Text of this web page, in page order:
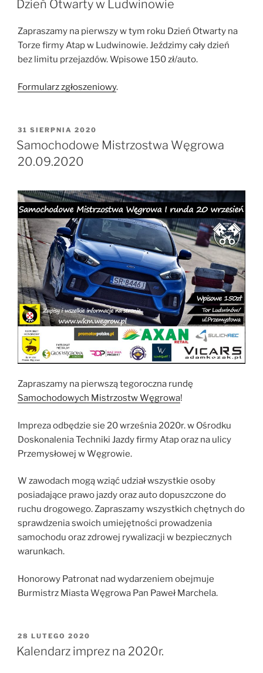
Dzień Otwarty w Ludwinowie
Zapraszamy na pierwszy w tym roku Dzień Otwarty na
Torze firmy Atap w Ludwinowie. Jeździmy cały dzień
bez limitu przejazdów. Wpisowe 150 zł/auto.
Formularz zgłoszeniowy.
OPUBLIKOWANE
W
31 SIERPNIA 2020
Samochodowe Mistrzostwa Węgrowa
20.09.2020
Zapraszamy na pierwszą tegoroczna rundę
Samochodowych Mistrzostw Węgrowa!
Impreza odbędzie sie 20 września 2020r. w Ośrodku
Doskonalenia Techniki Jazdy firmy Atap oraz na ulicy
Przemysłowej w Węgrowie.
W zawodach mogą wziąć udział wszystkie osoby
posiadające prawo jazdy oraz auto dopuszczone do
ruchu drogowego. Zapraszamy wszystkich chętnych do
sprawdzenia swoich umiejętności prowadzenia
samochodu oraz zdrowej rywalizacji w bezpiecznych
warunkach.
Honorowy Patronat nad wydarzeniem obejmuje
Burmistrz Miasta Węgrowa Pan Paweł Marchela.
OPUBLIKOWANE
W
28 LUTEGO 2020
Kalendarz imprez na 2020r.